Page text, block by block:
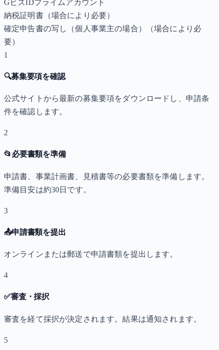
GビズIDプライムアカウント
納税証明書（場合により必要）
確定申告書の写し（個人事業主の場合）
（場合により必
要）
1
🔍募集要項を確認
公式サイトから最新の募集要項をダウンロードし、申請条
件を確認します。
2
📂 必要書類を準備
申請書、事業計画書、見積書等の必要書類を準備します。
準備目安は約30日です。
3
📤申請書類を提出
オンラインまたは郵送で申請書類を提出します。
4
✅審査・採択
審査を経て採択が決定されます。結果は通知されます。
5